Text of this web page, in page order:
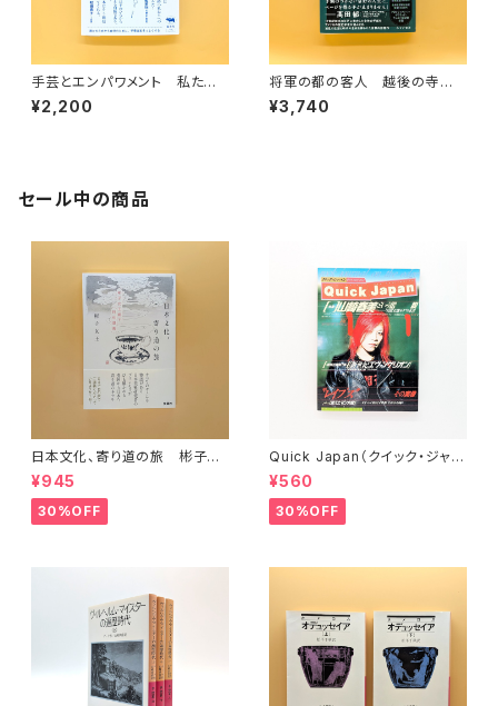
手芸とエンパワメント 私たち
が紡ぐもの
¥2,200
将軍の都の客人 越後の寺娘・
常野、江戸を訪う
¥3,740
セール中の商品
日本文化、寄り道の旅 彬子女
王殿下特別講義
¥945
30%OFF
Quick Japan（クイック・ジャパ
ン）Vol.11
¥560
30%OFF